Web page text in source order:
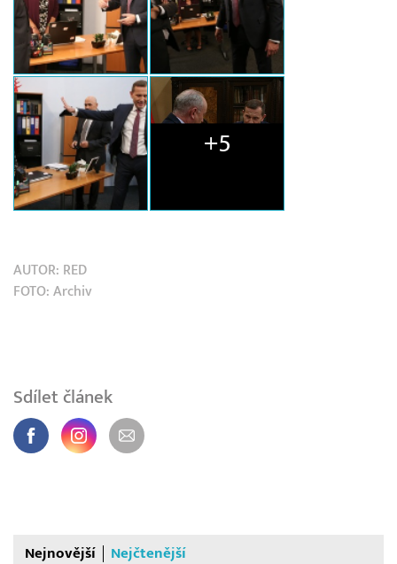
+5
AUTOR: RED
FOTO: Archiv
Sdílet článek
Nejnovější Nejčtenější